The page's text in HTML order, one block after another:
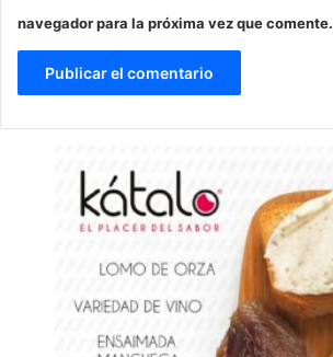
navegador para la próxima vez que comente.